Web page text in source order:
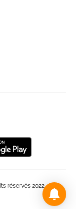
réservés 2022